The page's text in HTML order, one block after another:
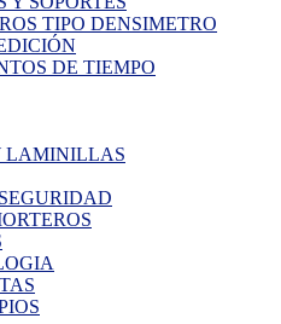
TIPO DENSIMETRO
DE TIEMPO
LAMINILLAS